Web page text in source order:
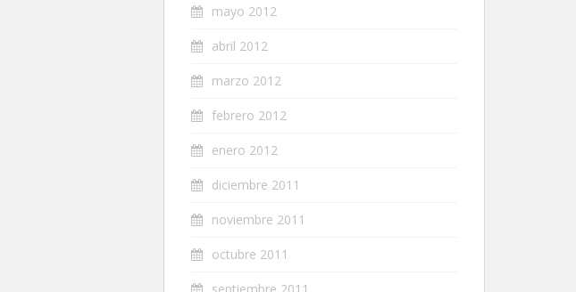
mayo 2012
abril 2012
marzo 2012
febrero 2012
enero 2012
diciembre 2011
noviembre 2011
octubre 2011